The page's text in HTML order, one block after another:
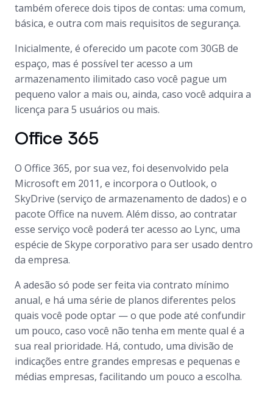
também oferece dois tipos de contas: uma comum,
básica, e outra com mais requisitos de segurança.
Inicialmente, é oferecido um pacote com 30GB de
espaço, mas é possível ter acesso a um
armazenamento ilimitado caso você pague um
pequeno valor a mais ou, ainda, caso você adquira a
licença para 5 usuários ou mais.
Office 365
O Office 365, por sua vez, foi desenvolvido pela
Microsoft em 2011, e incorpora o Outlook, o
SkyDrive (serviço de armazenamento de dados) e o
pacote Office na nuvem. Além disso, ao contratar
esse serviço você poderá ter acesso ao Lync, uma
espécie de Skype corporativo para ser usado dentro
da empresa.
A adesão só pode ser feita via contrato mínimo
anual, e há uma série de planos diferentes pelos
quais você pode optar — o que pode até confundir
um pouco, caso você não tenha em mente qual é a
sua real prioridade. Há, contudo, uma divisão de
indicações entre grandes empresas e pequenas e
médias empresas, facilitando um pouco a escolha.